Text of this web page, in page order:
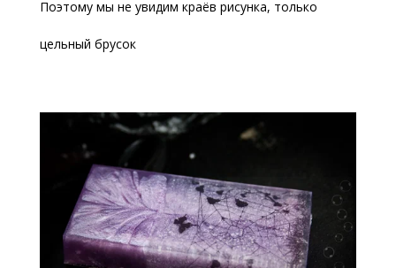
Поэтому мы не увидим краёв рисунка, только
цельный брусок